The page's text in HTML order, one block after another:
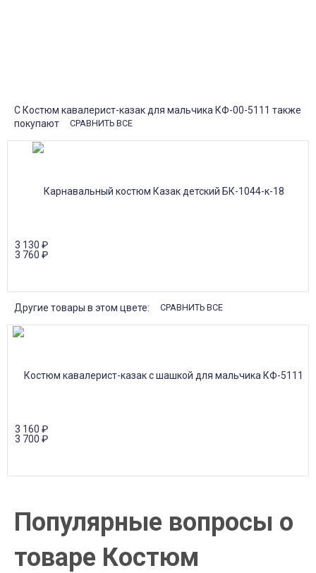
С Костюм кавалерист-казак для мальчика КФ-00-5111 также
покупают
СРАВНИТЬ ВСЕ
3 130 ₽
3 760 ₽
Другие товары в этом цвете: СРАВНИТЬ ВСЕ
3 160 ₽
3 700 ₽
Популярные вопросы о
товаре Костюм